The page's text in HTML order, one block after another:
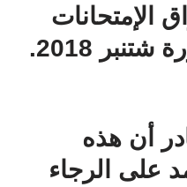
الإمتحانات
2018.
أن هذه
على الرجاء